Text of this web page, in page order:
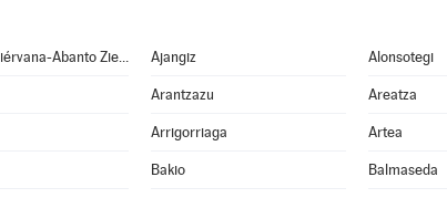
Abanto y Ciérvana-Abanto Zierbena Ajangiz Alonsotegi
Arantzazu Areatza
Arrigorriaga Artea
Bakio Balmaseda